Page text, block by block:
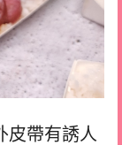
皮帶有誘人